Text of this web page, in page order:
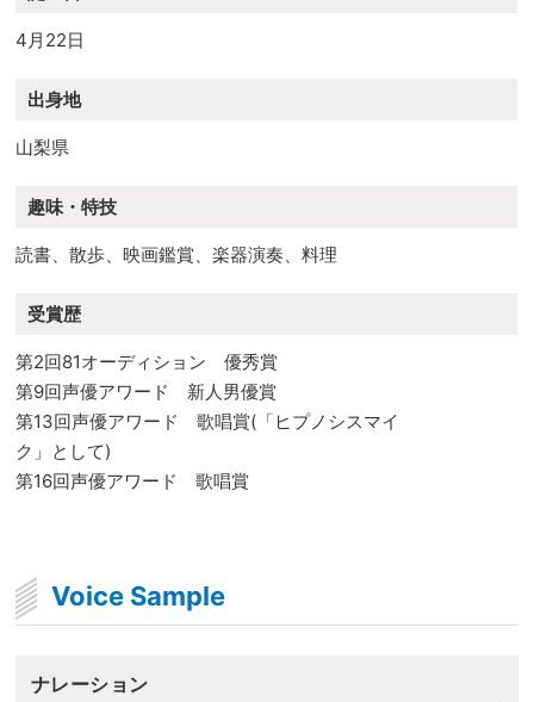
4月22日
出身地
山梨県
趣味・特技
読書、散歩、映画鑑賞、楽器演奏、料理
受賞歴
第2回81オーディション 優秀賞
第9回声優アワード 新人男優賞
第13回声優アワード 歌唱賞(「ヒプノシスマイ
ク」として)
第16回声優アワード 歌唱賞
Voice Sample
ナレーション